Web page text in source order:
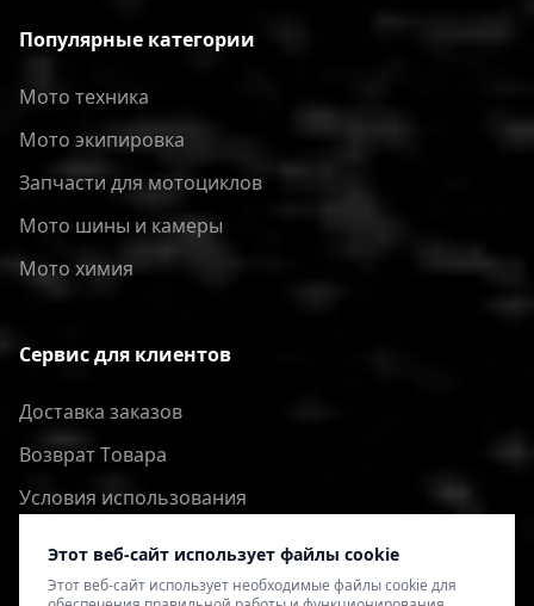
Этот веб-сайт использует файлы cookie
Этот веб-сайт использует необходимые файлы cookie для
Популярные категории
Мото техника
Мото экипировка
Запчасти для мотоциклов
Мото шины и камеры
Мото химия
Сервис для клиентов
Доставка заказов
Bозврат Tовара
Условия использования
Политика конфиденциальности